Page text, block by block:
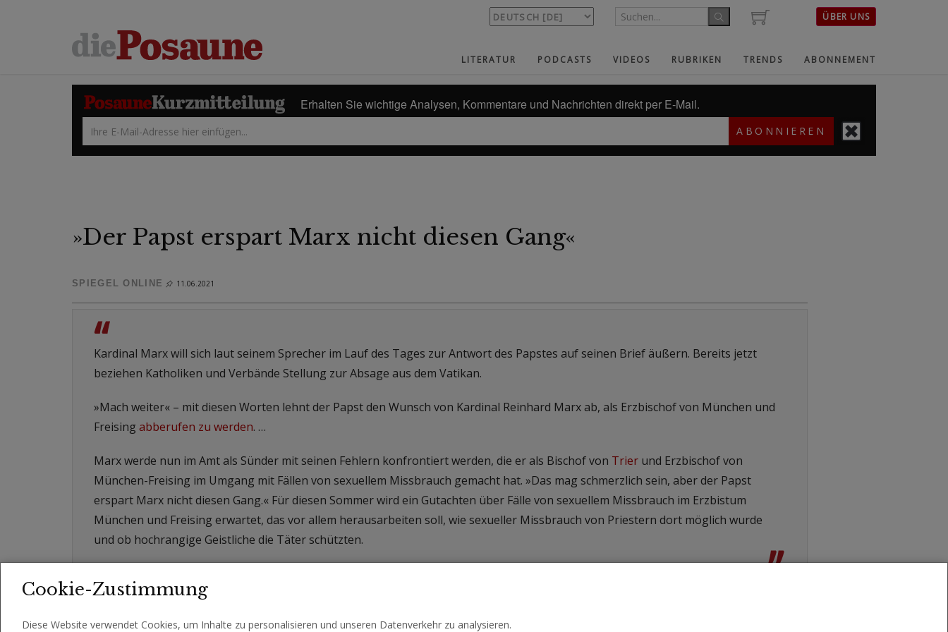
ÜBER UNS
LITERATUR PODCASTS VIDEOS RUBRIKEN TRENDS ABONNEMENT
Erhalten Sie wichtige Analysen, Kommentare und Nachrichten direkt per E-Mail.
ABONNIEREN
»Der Papst erspart Marx nicht diesen Gang«
SPIEGEL ONLINE 11.06.2021
“
Kardinal Marx will sich laut seinem Sprecher im Lauf des Tages zur Antwort des Papstes auf seinen Brief äußern. Bereits jetzt
beziehen Katholiken und Verbände Stellung zur Absage aus dem Vatikan.
»Mach weiter« – mit diesen Worten lehnt der Papst den Wunsch von Kardinal Reinhard Marx ab, als Erzbischof von München und
Freising abberufen zu werden. …
Marx werde nun im Amt als Sünder mit seinen Fehlern konfrontiert werden, die er als Bischof von Trier und Erzbischof von
München-Freising im Umgang mit Fällen von sexuellem Missbrauch gemacht hat. »Das mag schmerzlich sein, aber der Papst
erspart Marx nicht diesen Gang.« Für diesen Sommer wird ein Gutachten über Fälle von sexuellem Missbrauch im Erzbistum
München und Freising erwartet, das vor allem herausarbeiten soll, wie sexueller Missbrauch von Priestern dort möglich wurde
und ob hochrangige Geistliche die Täter schützten.
”
Cookie-Zustimmung
Diese Website verwendet Cookies, um Inhalte zu personalisieren und unseren Datenverkehr zu analysieren.